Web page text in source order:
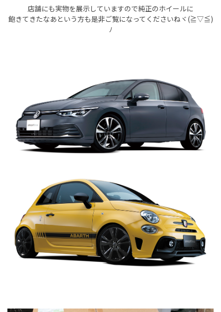
店舗にも実物を展示していますので純正のホイールに
飽きてきたなあという方も是非ご覧になってくださいねヾ(≧▽≦)
ﾉ